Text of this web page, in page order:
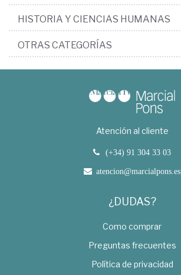
HISTORIA Y CIENCIAS HUMANAS
OTRAS CATEGORÍAS
Atención al cliente
(+34) 91 304 33 03
atencion@marcialpons.es
¿DUDAS?
Como comprar
Preguntas frecuentes
Política de privacidad